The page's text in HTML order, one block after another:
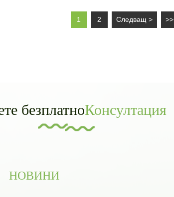
1 2 Следващ > >>
безплатноКонсултация
НОВИНИ